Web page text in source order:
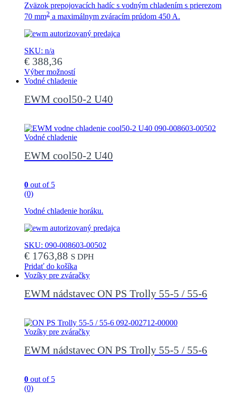
Zväzok prepojovacích hadíc s vodným chladením s prierezom
70 mm2 a maximálnym zváracím prúdom 450 A.
SKU: n/a
€ 388,36
Výber možností
Tento
má
viacero
Možnosti
si
môžete
vybrať
na
produktu.
Vodné chladenie
EWM cool50-2 U40
Vodné chladenie
EWM cool50-2 U40
0 out of 5
(0)
Vodné chladenie horáku.
SKU: 090-008603-00502
€ 1763,88 S DPH
Pridať do košíka
Vozíky pre zváračky
EWM nádstavec ON PS Trolly 55-5 / 55-6
Vozíky pre zváračky
EWM nádstavec ON PS Trolly 55-5 / 55-6
0 out of 5
(0)